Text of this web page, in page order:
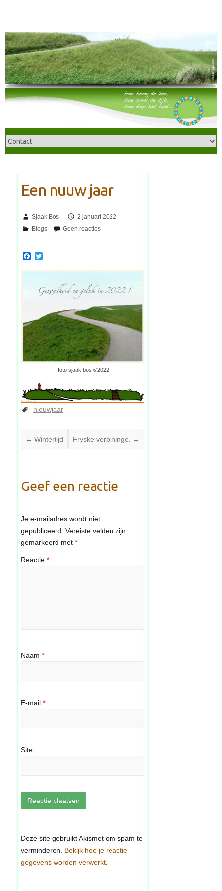
Sjaak Bos 2 januari 2022
F
c
T
i
t
e
foto sjaak bos ©2022
nieuwjaar
← Wintertijd Fryske verbininge. →
Geef een reactie
Je e-mailadres wordt niet
gepubliceerd. Vereiste velden zijn
gemarkeerd met *
Reactie *
Naam *
E-mail *
Site
Bekijk hoe je reactie
gegevens worden verwerkt